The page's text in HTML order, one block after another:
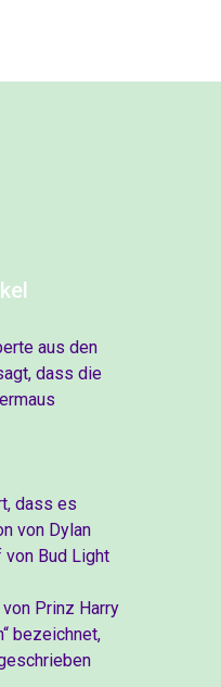
aus den
dass die
dass es
von Dylan
von Bud Light
Prinz Harry
bezeichnet,